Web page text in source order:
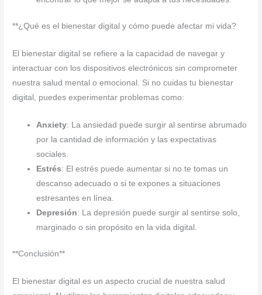
**¿Qué es el bienestar digital y cómo puede afectar mi vida?
El bienestar digital se refiere a la capacidad de navegar y
interactuar con los dispositivos electrónicos sin comprometer
nuestra salud mental o emocional. Si no cuidas tu bienestar
digital, puedes experimentar problemas como:
Anxiety: La ansiedad puede surgir al sentirse abrumado
por la cantidad de información y las expectativas
sociales.
Estrés: El estrés puede aumentar si no te tomas un
descanso adecuado o si te expones a situaciones
estresantes en línea.
Depresión: La depresión puede surgir al sentirse solo,
marginado o sin propósito en la vida digital.
**Conclusión**
El bienestar digital es un aspecto crucial de nuestra salud